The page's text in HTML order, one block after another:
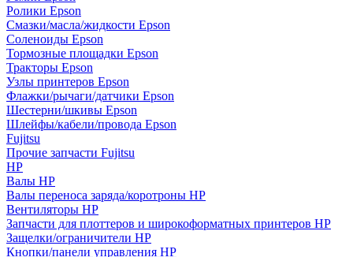
Ролики Epson
Смазки/масла/жидкости Epson
Соленоиды Epson
Тормозные площадки Epson
Тракторы Epson
Узлы принтеров Epson
Флажки/рычаги/датчики Epson
Шестерни/шкивы Epson
Шлейфы/кабели/провода Epson
Fujitsu
Прочие запчасти Fujitsu
HP
Валы HP
Валы переноса заряда/коротроны HP
Вентиляторы HP
Запчасти для плоттеров и широкоформатных принтеров HP
Защелки/ограничители HP
Кнопки/панели управления HP